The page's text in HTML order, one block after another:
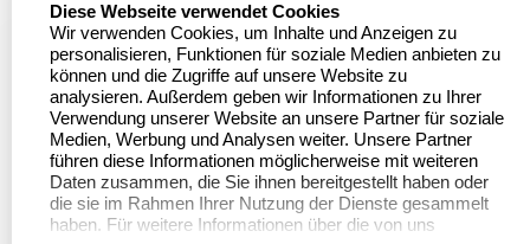
Asterlager Straße 97
47228 Duisburg
Deutschland
Bewerten Sie uns
Sitemap
Stempel in
Deutschland
Informationen Kundenservice
Diese Webseite verwendet Cookies
Wir verwenden Cookies, um Inhalte und Anzeigen zu
personalisieren, Funktionen für soziale Medien anbieten zu
können und die Zugriffe auf unsere Website zu
analysieren. Außerdem geben wir Informationen zu Ihrer
Verwendung unserer Website an unsere Partner für soziale
Medien, Werbung und Analysen weiter. Unsere Partner
führen diese Informationen möglicherweise mit weiteren
Daten zusammen, die Sie ihnen bereitgestellt haben oder
die sie im Rahmen Ihrer Nutzung der Dienste gesammelt
haben. Für weitere Informationen über die von uns